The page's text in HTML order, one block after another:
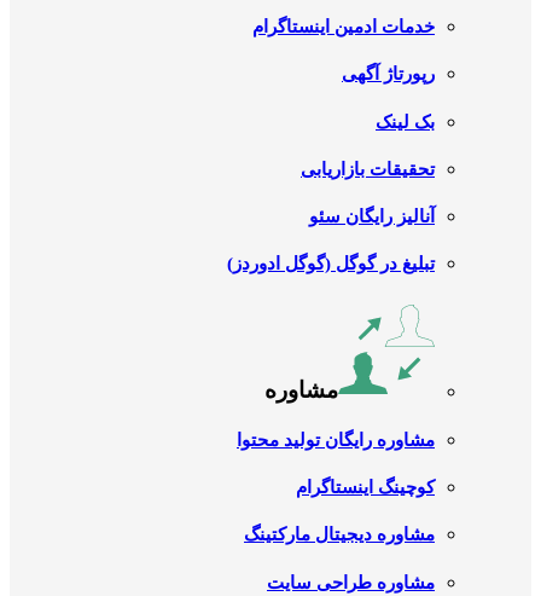
خدمات ادمین اینستاگرام
رپورتاژ آگهی
بک لینک
تحقیقات بازاریابی
آنالیز رایگان سئو
تبلیغ در گوگل (گوگل ادوردز)
مشاوره
مشاوره رایگان تولید محتوا
کوچینگ اینستاگرام
مشاوره دیجیتال مارکتینگ
مشاوره طراحی سایت